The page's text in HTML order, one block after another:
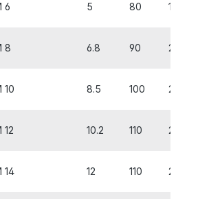
6 5 80 18
8 6.8 90 20
10 8.5 100 20
12 10.2 110 24
14 12 110 25